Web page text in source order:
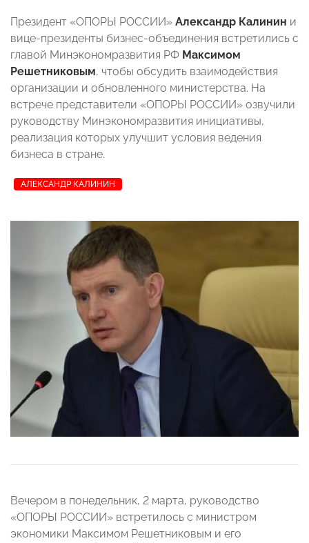
Президент «ОПОРЫ РОССИИ» Александр Калинин и
вице-президенты бизнес-объединения встретились с
главой Минэкономразвития РФ Максимом
Решетниковым, чтобы обсудить взаимодействия
организации и обновленного министерства. На
встрече представители «ОПОРЫ РОССИИ» озвучили
руководству Минэкономразвития инициативы,
реализация которых улучшит условия ведения
бизнеса в стране.
АЛЕКСАНДР КАЛИНИН
Вечером в понедельник, 2 марта, руководство
«ОПОРЫ РОССИИ» встретилось с министром
экономики Максимом Решетниковым и его